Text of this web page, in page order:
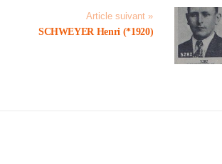
Article suivant »
SCHWEYER Henri (*1920)